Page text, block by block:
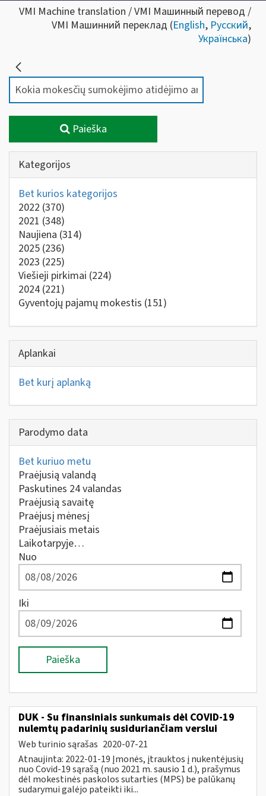
VMI Machine translation / VMI Машинный перевод /
VMI Машинний переклад (English, Русский,
Українська)
Paieška
Kategorijos
Bet kurios kategorijos
2022 (370)
2021 (348)
Naujiena (314)
2025 (236)
2023 (225)
Viešieji pirkimai (224)
2024 (221)
Gyventojų pajamų mokestis (151)
Aplankai
Bet kurį aplanką
Parodymo data
Bet kuriuo metu
Praėjusią valandą
Paskutines 24 valandas
Praėjusią savaitę
Praėjusį mėnesį
Praėjusiais metais
Laikotarpyje…
Nuo
Iki
Paieška
DUK - Su finansiniais sunkumais dėl COVID-19
nulemtų padarinių susiduriančiam verslui
Web turinio sąrašas 2020-07-21
Atnaujinta: 2022-01-19 Įmonės, įtrauktos į nukentėjusių
nuo Covid-19 sąrašą (nuo 2021 m. sausio 1 d.), prašymus
dėl mokestinės paskolos sutarties (MPS) be palūkanų
sudarymui galėjo pateikti iki...